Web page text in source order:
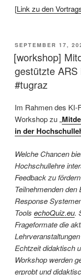
[Link zu den
VERÖFFENTLICHT
AM
SEPTEMBER 17,
[workshop]
gestützte
#tugraz
Im Rahmen des KI-
Workshop zu „
in der
Welche Chancen
Hochschullehre
Feedback zu
Teilnehmenden
Response
Tools echoQuiz.eu.
Frageformate die
Echtzeit didaktisch
Workshop werden
erprobt und